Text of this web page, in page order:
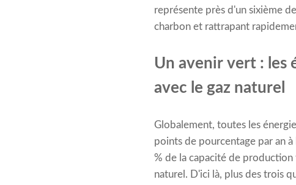
représente près d'un sixième
charbon et rattrapant
Un avenir vert : les
avec le gaz naturel
Globalement, toutes les
points de pourcentage par an
% de la capacité de
naturel. D'ici là, plus des trois